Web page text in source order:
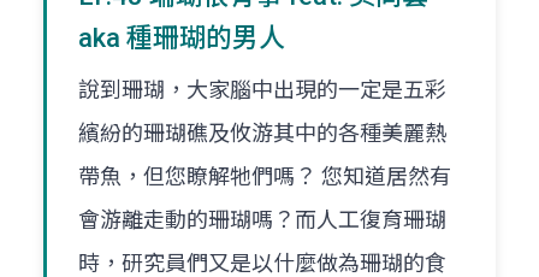
aka 種珊瑚的男人
說到珊瑚，大家腦中出現的一定是五彩
繽紛的珊瑚礁及攸游其中的各種美麗熱
帶魚，但您瞭解牠們嗎？ 您知道居然有
會游離走動的珊瑚嗎？而人工復育珊瑚
時，研究員們又是以什麼做為珊瑚的食